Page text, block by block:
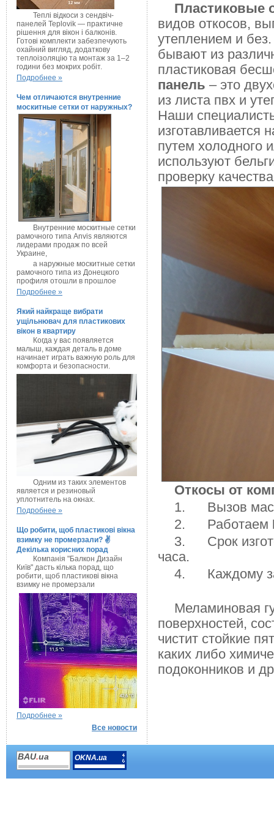
Теплі відкоси з сендвіч-
панелей Teplovik — практичне
рішення для вікон і балконів.
Готові комплекти забезпечують
охайний вигляд, додаткову
теплоізоляцію та монтаж за 1–2
години без мокрих робіт.
Подробнее »
Чем отличаются внутренние
москитные сетки от наружных?
Внутренние москитные сетки
рамочного типа Anvis являются
лидерами продаж по всей
Украине,
а наружные москитные сетки
рамочного типа из Донецкого
профиля отошли в прошлое
Подробнее »
Який найкраще вибрати
ущільнювач для пластикових
вікон в квартиру
Когда у вас появляется
малыш, каждая деталь в доме
начинает играть важную роль для
комфорта и безопасности.
Одним из таких элементов
является и резиновый
уплотнитель на окнах.
Подробнее »
Що робити, щоб пластикові вікна
взимку не промерзали? ✌
Декілька корисних порад
Компанія "Балкон Дизайн
Київ" дасть кілька порад, що
робити, щоб пластикові вікна
взимку не промерзали
Подробнее »
Все новости
Пластиковые
видов откосов,
утеплением и
бывают из
пластиковая
панель – это
из листа пвх и
Наши
изготавливается
путем холодного
используют
проверку
Откосы от
1. Вызов
2. Работаем
3. Срок
часа.
4. Каждому
Меламиновая
поверхностей,
чистит стойкие
каких либо
подоконников и
BAU.ua OKNA.ua